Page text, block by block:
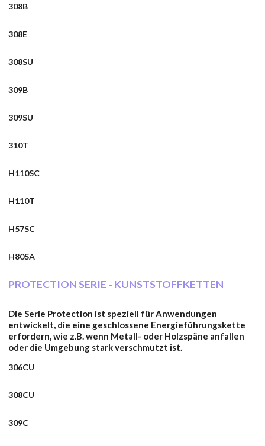
308B
308E
308SU
309B
309SU
310T
H110SC
H110T
H57SC
H80SA
PROTECTION SERIE - KUNSTSTOFFKETTEN
Die Serie Protection ist speziell für Anwendungen
entwickelt, die eine geschlossene Energieführungskette
erfordern, wie z.B. wenn Metall- oder Holzspäne anfallen
oder die Umgebung stark verschmutzt ist.
306CU
308CU
309C